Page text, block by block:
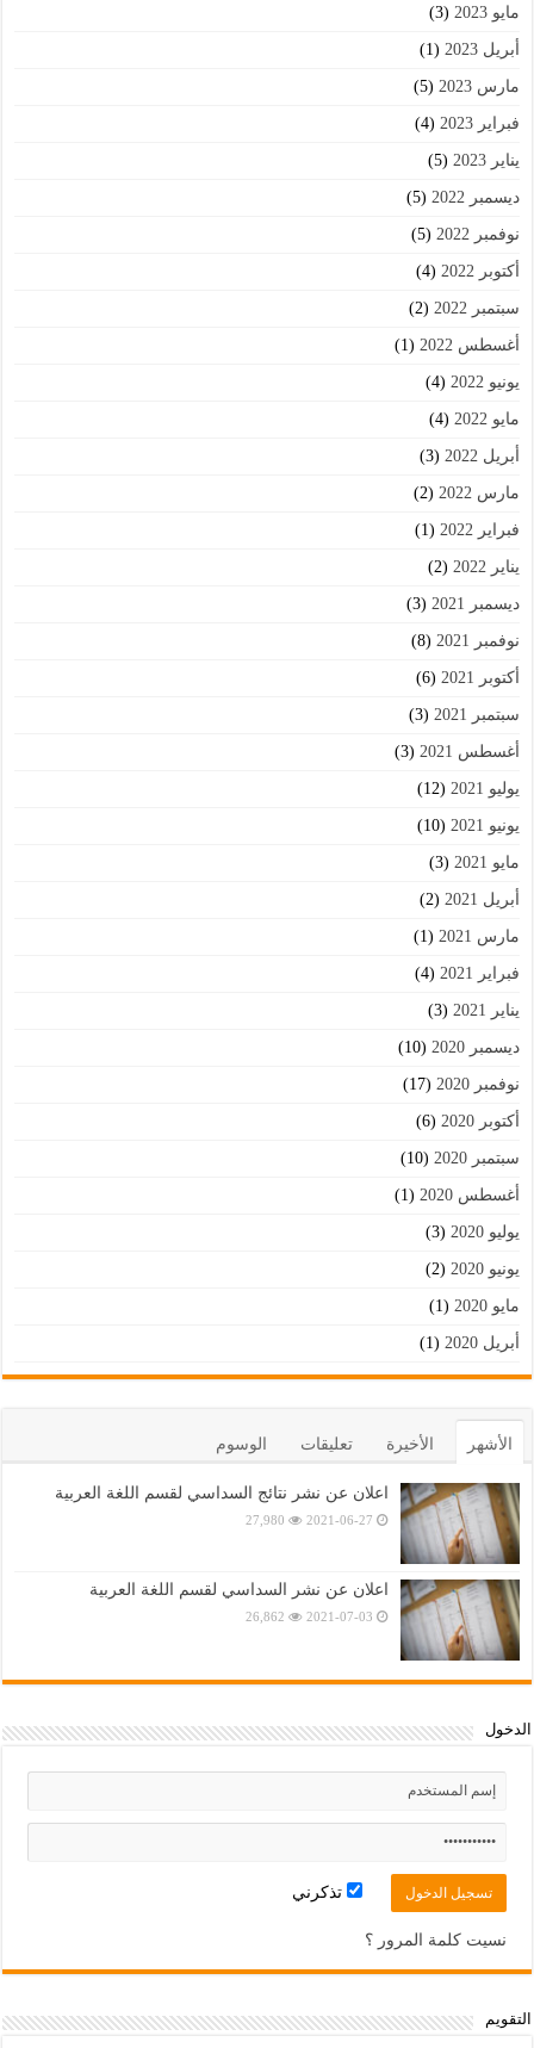
مايو 2023 (3)
أبريل 2023 (1)
مارس 2023 (5)
فبراير 2023 (4)
يناير 2023 (5)
ديسمبر 2022 (5)
نوفمبر 2022 (5)
أكتوبر 2022 (4)
سبتمبر 2022 (2)
أغسطس 2022 (1)
يونيو 2022 (4)
مايو 2022 (4)
أبريل 2022 (3)
مارس 2022 (2)
فبراير 2022 (1)
يناير 2022 (2)
ديسمبر 2021 (3)
نوفمبر 2021 (8)
أكتوبر 2021 (6)
سبتمبر 2021 (3)
أغسطس 2021 (3)
يوليو 2021 (12)
يونيو 2021 (10)
مايو 2021 (3)
أبريل 2021 (2)
مارس 2021 (1)
فبراير 2021 (4)
يناير 2021 (3)
ديسمبر 2020 (10)
نوفمبر 2020 (17)
أكتوبر 2020 (6)
سبتمبر 2020 (10)
أغسطس 2020 (1)
يوليو 2020 (3)
يونيو 2020 (2)
مايو 2020 (1)
أبريل 2020 (1)
الأشهر الأخيرة تعليقات الوسوم
اعلان عن نشر نتائج السداسي لقسم اللغة العربية
2021-06-27
27,980
اعلان عن نشر السداسي لقسم اللغة العربية
2021-07-03
26,862
الدخول
تذكرني
نسيت كلمة المرور ؟
التقويم